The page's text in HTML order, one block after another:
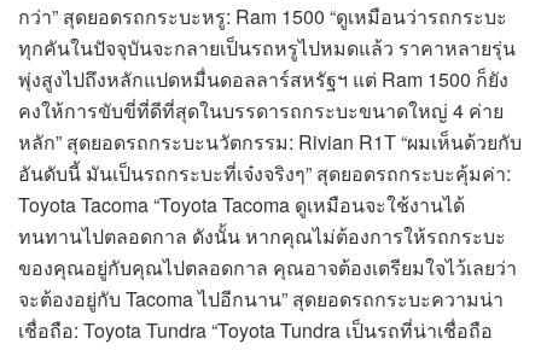
กว่า” สุดยอดรถกระบะหรู: Ram 1500 “ดูเหมือนว่ารถกระบะ
ทุกคันในปัจจุบันจะกลายเป็นรถหรูไปหมดแล้ว ราคาหลายรุ่น
พุ่งสูงไปถึงหลักแปดหมื่นดอลลาร์สหรัฐฯ แต่ Ram 1500 ก็ยัง
คงให้การขับขี่ที่ดีที่สุดในบรรดารถกระบะขนาดใหญ่ 4 ค่าย
หลัก” สุดยอดรถกระบะนวัตกรรม: Rivian R1T “ผมเห็นด้วยกับ
อันดับนี้ มันเป็นรถกระบะที่เจ๋งจริงๆ” สุดยอดรถกระบะคุ้มค่า:
Toyota Tacoma “Toyota Tacoma ดูเหมือนจะใช้งานได้
ทนทานไปตลอดกาล ดังนั้น หากคุณไม่ต้องการให้รถกระบะ
ของคุณอยู่กับคุณไปตลอดกาล คุณอาจต้องเตรียมใจไว้เลยว่า
จะต้องอยู่กับ Tacoma ไปอีกนาน” สุดยอดรถกระบะความน่า
เชื่อถือ: Toyota Tundra “Toyota Tundra เป็นรถที่น่าเชื่อถือ